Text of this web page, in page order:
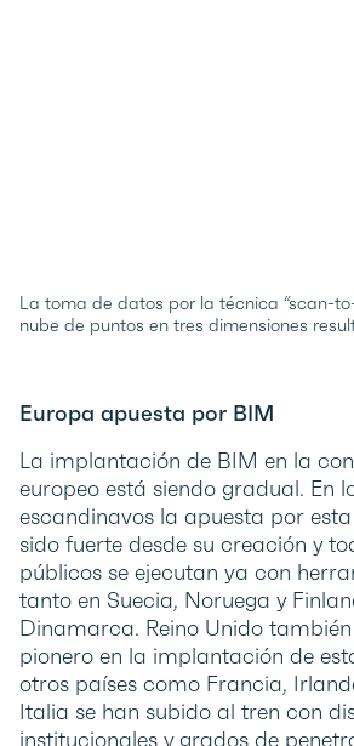
La toma de datos por la técnica “scan-
nube de puntos en tres dimensiones
Europa apuesta por BIM
La implantación de BIM en la
europeo está siendo gradual. En
escandinavos la apuesta por
sido fuerte desde su creación y
públicos se ejecutan ya con
tanto en Suecia, Noruega y
Dinamarca. Reino Unido
pionero en la implantación de
otros países como Francia,
Italia se han subido al tren con
institucionales y grados de